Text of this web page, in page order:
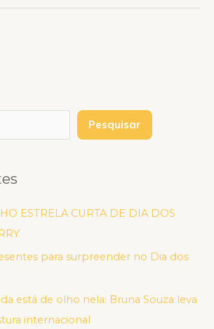
Pesquisar
ESTRELA CURTA DE DIA DOS
para surpreender no Dia dos
está de olho nela: Bruna Souza leva
internacional